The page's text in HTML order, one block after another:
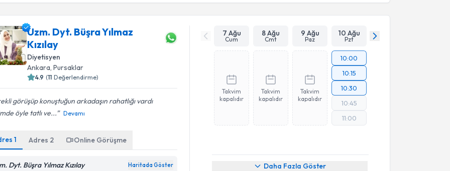
Uzm. Dyt. Büşra Yılmaz
Kızılay
Diyetisyen
Ankara , Pursaklar
4.9 (11 Değerlendirme)
görüşüp konuştuğun arkadaşın rahatlığı vardı
öyle tatlı ve...
Devamı
1 Adres 2 Online Görüşme
Dyt. Büşra Yılmaz Kızılay Haritada Göster
7 Ağu
Cum
8 Ağu
Cmt
9 Ağu
Paz
10 Ağu
Pzt
Takvim
kapalıdır
Takvim
kapalıdır
Takvim
kapalıdır
10:00
10:15
10:30
10:45
11:00
Daha Fazla Göster